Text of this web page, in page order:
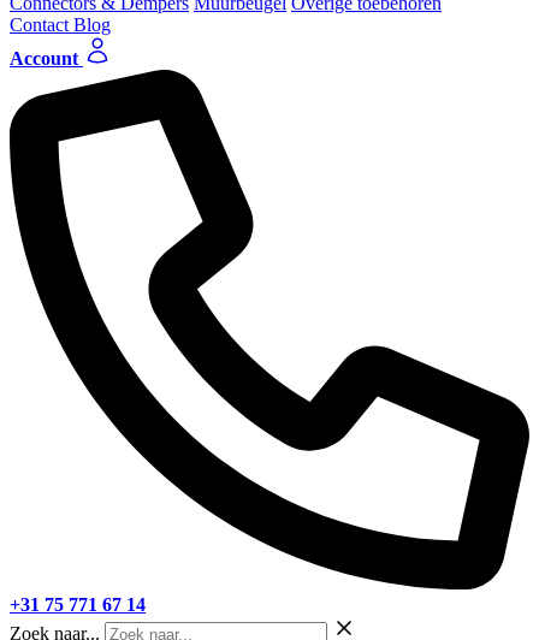
Contact Blog
Account
+31 75 771 67 14
Zoek naar...